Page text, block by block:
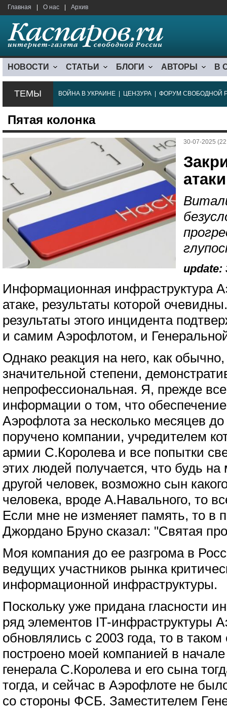
Главная О нас Архив
НОВОСТИ СТАТЬИ БЛОГИ АВТОРЫ В
ТЕМЫ ВОЙНА В УКРАИНЕ ЦЕНЗУРА ФОРУМ СВОБОДНОЙ
Пятая колонка
30-07-2025
атаки
update:
Информационная инфраструктура
атаке, результаты которой
результаты этого инцидента
и самим Аэрофлотом, и
Однако реакция на него, как
значительной степени,
непрофессиональная. Я, прежде
информации о том, что
Аэрофлота за несколько месяцев
поручено компании, учредителем
армии С.Королева и все попытки
этих людей получается, что будь
другой человек, возможно сын
человека, вроде А.Навального, то
Если мне не изменяет память, то в
Джордано Бруно сказал: "Святая
Моя компания до ее разгрома в
ведущих участников рынка
информационной инфраструктуры.
Поскольку уже придана гласности
ряд элементов IT-инфраструктуры
обновлялись с 2003 года, то в
построено моей компанией в
генерала С.Королева и его сына
тогда, и сейчас в Аэрофлоте не
со стороны ФСБ. Заместителем